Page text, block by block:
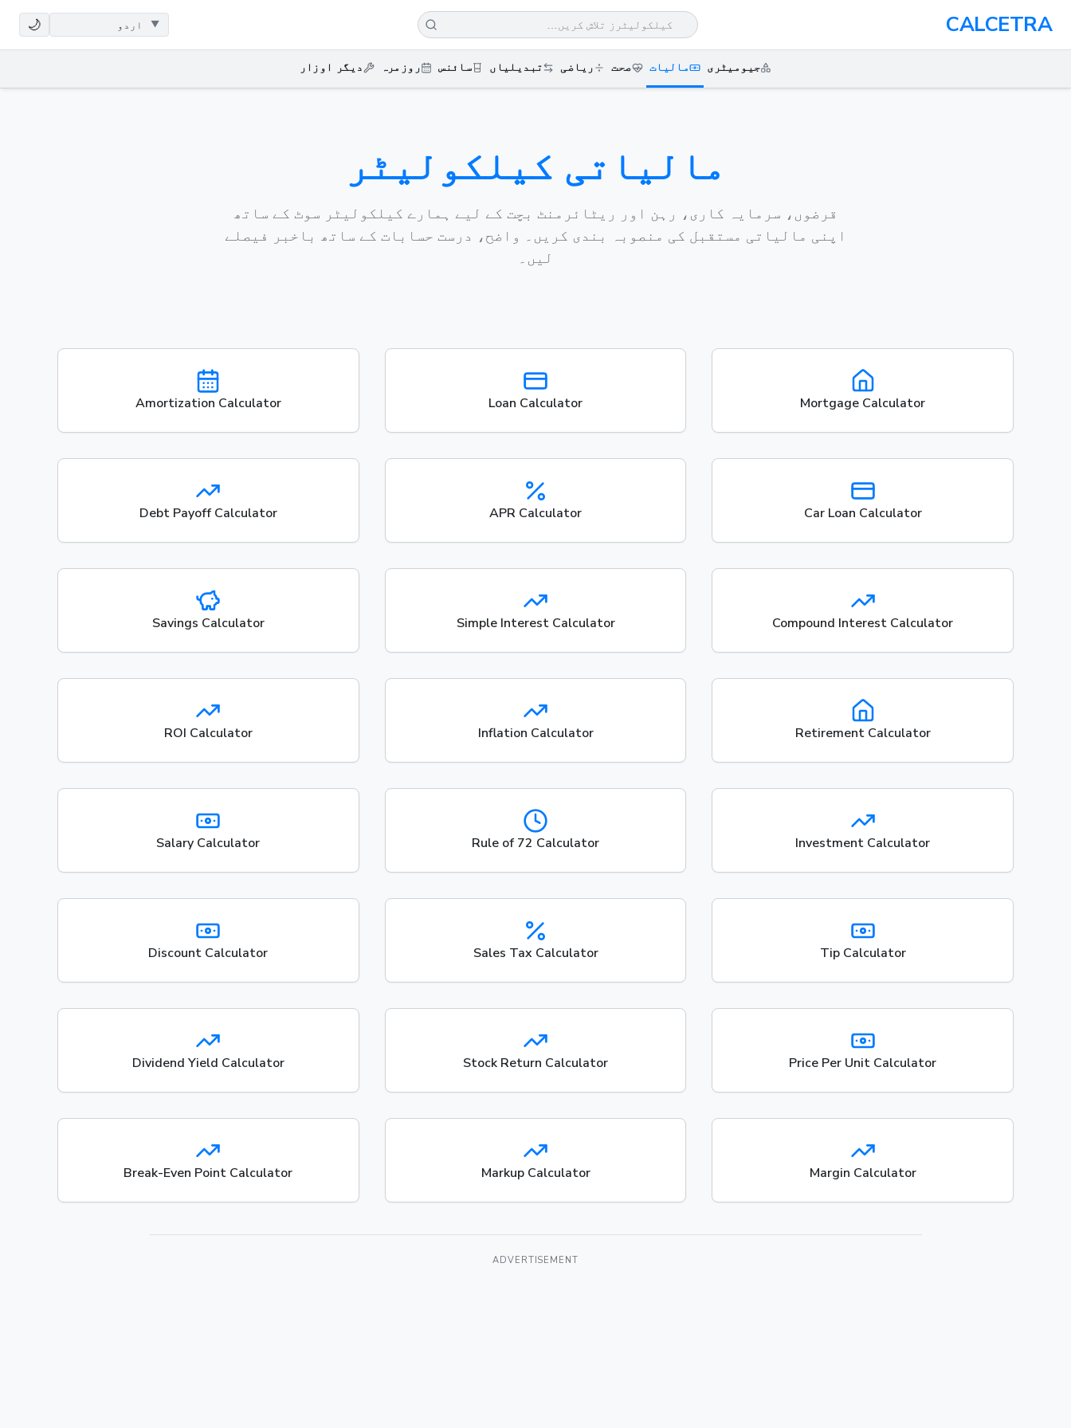
CALCETRA
🌙
جیومیٹری مالیات صحت ریاضی تبدیلیاں سائنس روزمرہ دیگر اوزار
مالیاتی کیلکولیٹر
قرضوں، سرمایہ کاری، رہن اور ریٹائرمنٹ بچت کے لیے ہمارے کیلکولیٹر سوٹ کے ساتھ
اپنی مالیاتی مستقبل کی منصوبہ بندی کریں۔ واضح، درست حسابات کے ساتھ باخبر فیصلے
لیں۔
Mortgage Calculator
Loan Calculator
Amortization Calculator
Car Loan Calculator
APR Calculator
Debt Payoff Calculator
Compound Interest Calculator
Simple Interest Calculator
Savings Calculator
Retirement Calculator
Inflation Calculator
ROI Calculator
Investment Calculator
Rule of 72 Calculator
Salary Calculator
Tip Calculator
Sales Tax Calculator
Discount Calculator
Price Per Unit Calculator
Stock Return Calculator
Dividend Yield Calculator
Margin Calculator
Markup Calculator
Break-Even Point Calculator
ADVERTISEMENT